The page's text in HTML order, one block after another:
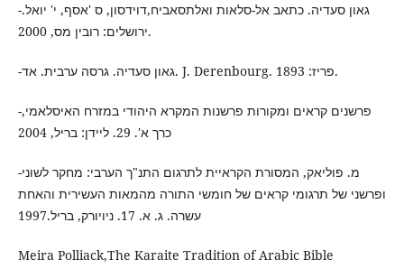
-גאון סעדיה. כתאב אל-סלאות ואלתסאביח,דוידסון, ס 'אסף, י' יואל.
ירושלים: רובין מס, 2000.
-גאון סעדיה. גרסה ערבית. אד. J. Derenbourg. פריז: 1893.
-פרשנים קראים ומקורות פרשנות המקרא היהודי במזרח האיסלאמי,
כרך א'. 29. ליידן: בריל, 2004
-מ. פוליאק, המסורת הקראיית לתרגום התנ"ך הערבי: מחקר לשוני
ופרשני של תרגומי קראים של חומשי התורה מהמאות העשירית והאחת
עשרה. ג. א. 17. ניויורק, בריל.1997
Meira Polliack,The Karaite Tradition of Arabic Bible